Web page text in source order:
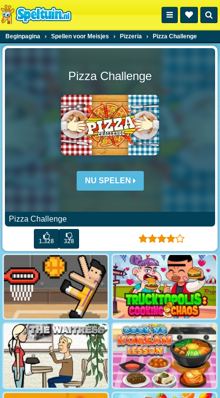
Beginpagina › Spellen voor Meisjes › Pizzeria › Pizza Challenge
Pizza Challenge
NU SPELEN
Pizza Challenge
1.328 328